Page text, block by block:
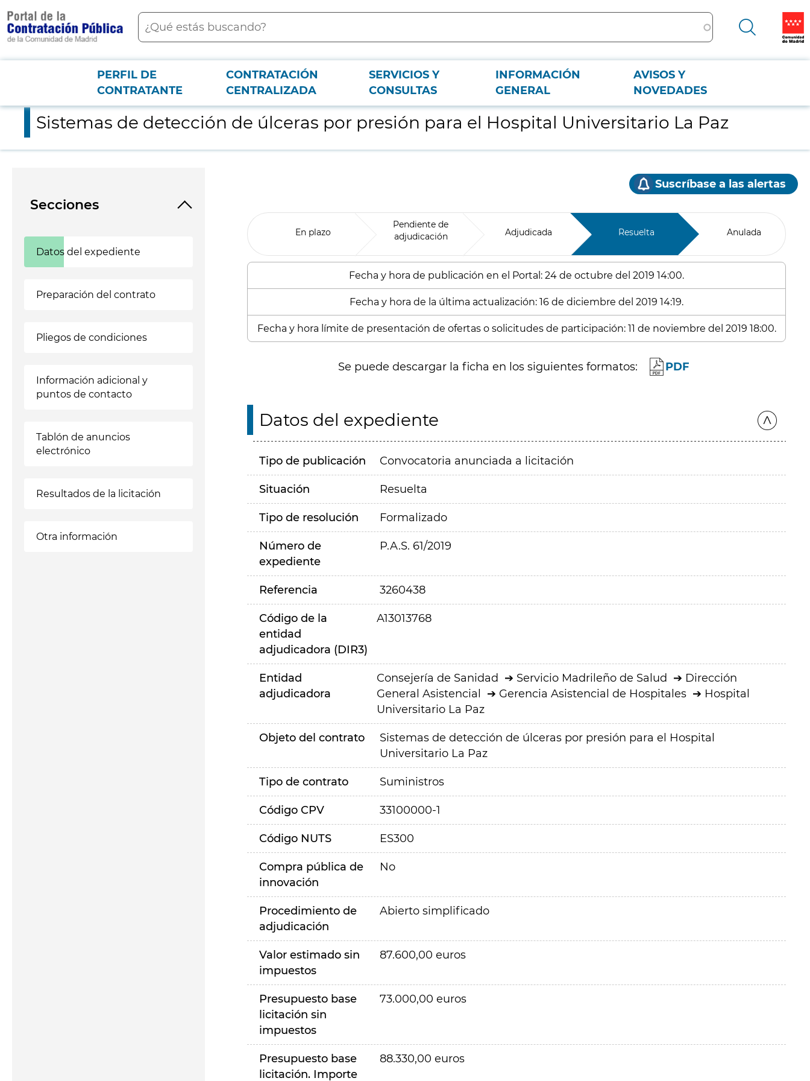
contenido
principal
Buscar
Menú PCON
PERFIL DE
CONTRATANTE
CONTRATACIÓN
CENTRALIZADA
SERVICIOS Y
CONSULTAS
INFORMACIÓN
GENERAL
AVISOS Y
NOVEDADES
Sistemas de detección de úlceras por presión para el Hospital Universitario La Paz
Sistemas de detección de úlceras por presión para el Hospital Universitario La Paz
Secciones
Datos del expediente
Preparación del contrato
Pliegos de condiciones
Información adicional y
puntos de contacto
Tablón de anuncios
electrónico
Resultados de la licitación
Otra información
Suscríbase a las alertas
En plazo
Pendiente de
adjudicación
Adjudicada Resuelta Anulada
Fecha y hora de publicación en el Portal: 24 de octubre del 2019 14:00.
Fecha y hora de la última actualización: 16 de diciembre del 2019 14:19.
Fecha y hora límite de presentación de ofertas o solicitudes de participación: 11 de noviembre del 2019 18:00.
Se puede descargar la ficha en los siguientes formatos: PDF
Datos del expediente
Tipo de publicación Convocatoria anunciada a licitación
Situación Resuelta
Tipo de resolución Formalizado
Número de
expediente
P.A.S. 61/2019
Referencia 3260438
Código de la
entidad
adjudicadora (DIR3)
A13013768
Entidad
adjudicadora
Consejería de Sanidad Servicio Madrileño de Salud
Dirección
General Asistencial
Gerencia Asistencial de Hospitales
Hospital
Universitario La Paz
Objeto del contrato
Sistemas de detección de úlceras por presión para el Hospital
Universitario La Paz
Tipo de contrato Suministros
Código CPV 33100000-1
Código NUTS ES300
Compra pública de
innovación
No
Procedimiento de
adjudicación
Abierto simplificado
Valor estimado sin
impuestos
87.600,00 euros
Presupuesto base
licitación sin
impuestos
73.000,00 euros
Presupuesto base
licitación. Importe
88.330,00 euros